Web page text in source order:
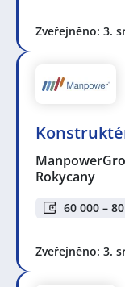
Zveřejněno: 3.
Rokycany
60 000 –
Zveřejněno: 3.